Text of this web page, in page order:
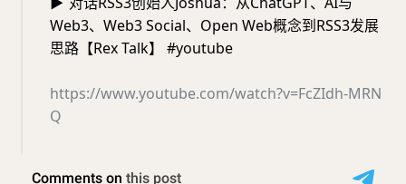
Web3、Web3 Social、Open Web概念到RSS3发展
思路【Rex Talk】 #youtube
https://www.youtube.com/watch?v=FcZIdh-MRN
Q